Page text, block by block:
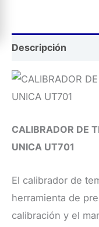
Descripción
CALIBRADOR DE
UNICA UT701
​El calibrador de
herramienta de
calibración y el